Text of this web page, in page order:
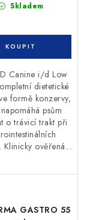
Skladem
Canine i/d Low
dietetické
formě konzervy,
psům
o trávicí trakt při
Klinicky ověřená...
GASTRO 55